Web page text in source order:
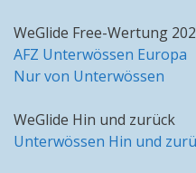
WeGlide Free-Wertung
AFZ Unterwössen Europa
Nur von Unterwössen
WeGlide Hin und zurück
Unterwössen Hin und